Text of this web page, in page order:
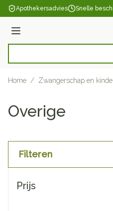
Ga naar de inhoud
Apothekersadvies Snelle
Menu
Home / Zwangerschap en
Overige
Filteren
Prijs